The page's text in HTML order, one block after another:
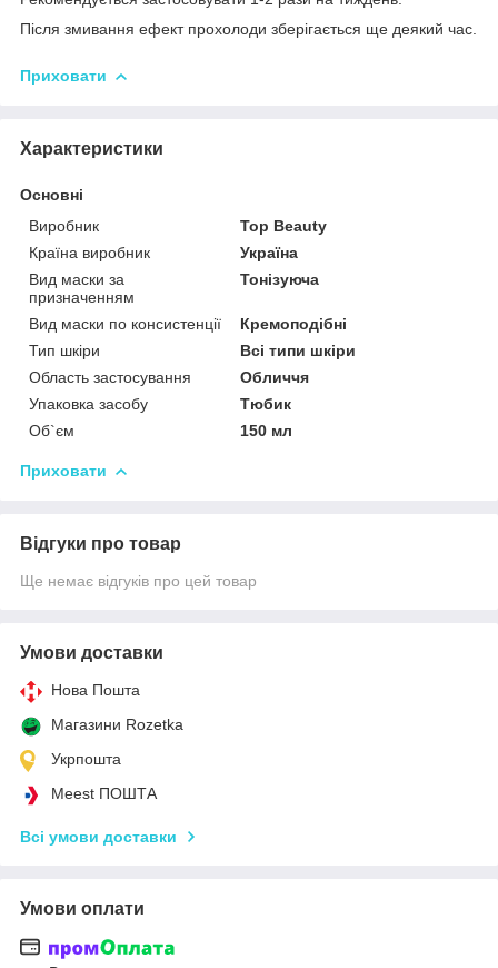
Після змивання ефект прохолоди зберігається ще деякий час.
Приховати
Характеристики
Основні
Виробник
Top Beauty
Країна виробник
Україна
Вид маски за
призначенням
Тонізуюча
Вид маски по консистенції
Кремоподібні
Тип шкіри
Всі типи шкіри
Область застосування
Обличчя
Упаковка засобу
Тюбик
Об`єм
150 мл
Приховати
Відгуки про товар
Ще немає відгуків про цей товар
Умови доставки
Нова Пошта
Магазини Rozetka
Укрпошта
Meest ПОШТА
Всі умови доставки
Умови оплати